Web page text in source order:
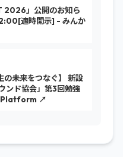
2026」公開のお知ら
適時開示] - みんか
の未来をつなぐ】 新設
ンド協会」第3回勉強
Platform ↗